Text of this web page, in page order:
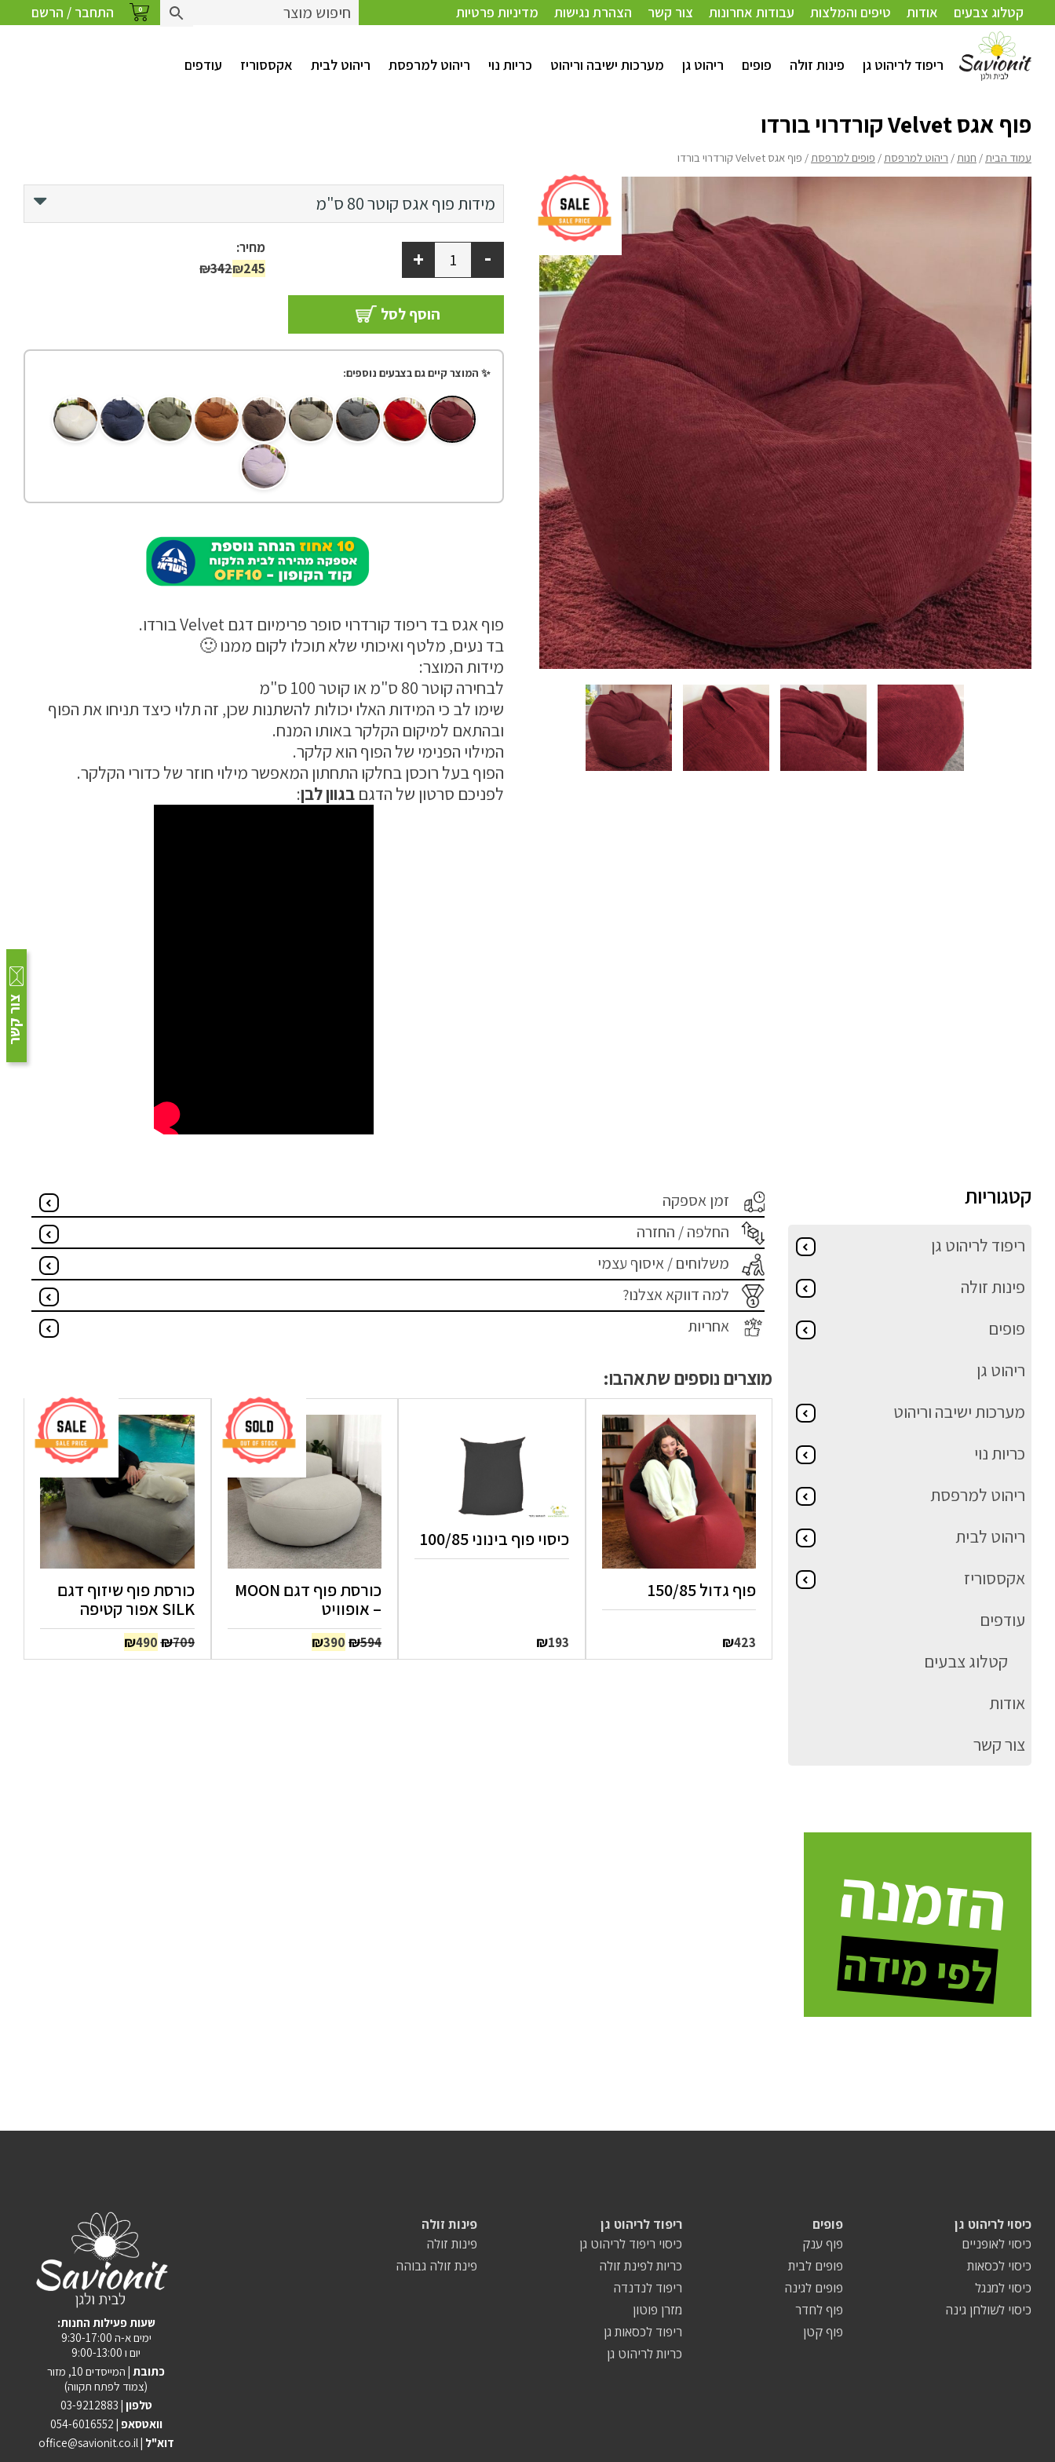
צור קשר
התחבר / הרשם 0 קטלוג צבעים אודות טיפים והמלצות עבודות אחרונות צור קשר הצהרת נגישות מדיניות פרטיות
ריפוד לריהוט גן פינות זולה פופים ריהוט גן מערכות ישיבה וריהוט כריות נוי ריהוט למרפסת ריהוט לבית אקססוריז עודפים
עמוד הבית/חנות/ריהוט למרפסת פופים למרפסת/ פוף אגס Velvet קורדרוי בורדו
פוף אגס Velvet קורדרוי בורדו
עמוד הבית/ חנות/ ריהוט למרפסת/ פופים למרפסת/ פוף אגס Velvet קורדרוי בורדו
מידות פוף אגס קוטר 80 ס"מ
קוטר 80 ס"מ
קוטר 100 ס"מ
-
+
מחיר:
₪342₪245
הוסף לסל
✨ המוצר קיים גם בצבעים נוספים:
פוף אגס בד ריפוד קורדרוי סופר פרימיום דגם Velvet בורדו.
בד נעים, מלטף ואיכותי שלא תוכלו לקום ממנו 🙂
מידות המוצר:
לבחירה קוטר 80 ס"מ או קוטר 100 ס"מ
שימו לב כי המידות האלו יכולות להשתנות שכן, זה תלוי כיצד תניחו את הפוף
ובהתאם למיקום הקלקר באותו המנח.
המילוי הפנימי של הפוף הוא קלקר.
הפוף בעל רוכסן בחלקו התחתון המאפשר מילוי חוזר של כדורי הקלקר.
לפניכם סרטון של הדגם בגוון לבן:
זמן אספקה
החלפה / החזרה
משלוחים / איסוף עצמי
למה דווקא אצלנו?
אחריות
מוצרים נוספים שתאהבו:
פוף גדול 150/85
₪423
כיסוי פוף בינוני 100/85
₪193
כורסת פוף דגם MOON
– אופוויט
₪594
המחיר
המקורי
₪390
הנוכחי
כורסת פוף שיזוף דגם
SILK אפור קטיפה
₪709
המחיר
המקורי
₪490
הנוכחי
קטגוריות
ריפוד לריהוט גן
פינות זולה
פופים
ריהוט גן
מערכות ישיבה וריהוט
כריות נוי
ריהוט למרפסת
ריהוט לבית
אקססוריז
עודפים
קטלוג צבעים
אודות
צור קשר
הזמנה
לפי מידה
:שעות פעילות החנות
ימים א-ה 9:30-17:00
יום ו 9:00-13:00
כתובת | המייסדים 10, מזור
(צמוד לפתח תקווה)
טלפון | 03-9212883
וואטסאפ | 054-6016552
office@savionit.co.il | דוא"ל
פינות זולה
פינות זולה
פינת זולה גבוהה
ריפוד לריהוט גן
כיסוי ריפוד לריהוט גן
כריות לפינת זולה
ריפוד לנדנדה
מזרן פוטון
ריפוד לכסאות גן
כריות לריהוט גן
פופים
פוף ענק
פופים לבית
פופים לגינה
פוף לחדר
פוף קטן
כיסוי לריהוט גן
כיסוי לאופניים
כיסוי לכסאות
כיסוי למנגל
כיסוי לשולחן גינה